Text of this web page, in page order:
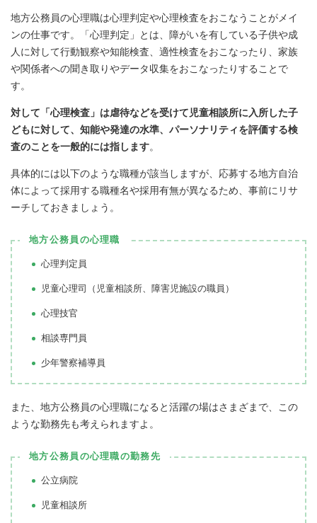
地方公務員の心理職は心理判定や心理検査をおこなうことがメイ
ンの仕事です。「心理判定」とは、障がいを有している子供や成
人に対して行動観察や知能検査、適性検査をおこなったり、家族
や関係者への聞き取りやデータ収集をおこなったりすることで
す。
対して「心理検査」は虐待などを受けて児童相談所に入所した子
どもに対して、知能や発達の水準、パーソナリティを評価する検
査のことを一般的には指します。
具体的には以下のような職種が該当しますが、応募する地方自治
体によって採用する職種名や採用有無が異なるため、事前にリサ
ーチしておきましょう。
地方公務員の心理職
心理判定員
児童心理司（児童相談所、障害児施設の職員）
心理技官
相談専門員
少年警察補導員
また、地方公務員の心理職になると活躍の場はさまざまで、この
ような勤務先も考えられますよ。
地方公務員の心理職の勤務先
公立病院
児童相談所